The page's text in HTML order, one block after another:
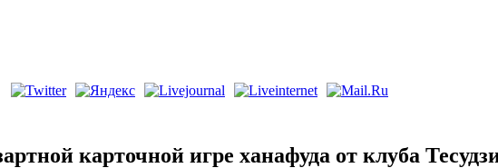
карточной игре ханaфуда от клуба